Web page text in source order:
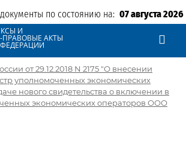
по состоянию на: 07 августа 2026
И
АКТЫ
от 29.12.2018 N 2175 "О внесении
уполномоченных экономических
нового свидетельства о включении в
экономических операторов ООО